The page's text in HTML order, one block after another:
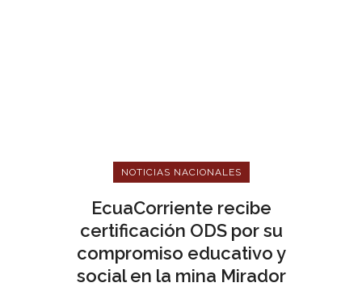
NOTICIAS NACIONALES
EcuaCorriente recibe
certificación ODS por su
compromiso educativo y
social en la mina Mirador